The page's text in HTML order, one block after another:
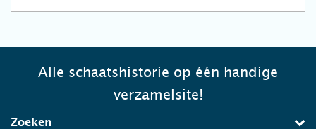
Alle schaatshistorie op één handige
verzamelsite!
Zoeken